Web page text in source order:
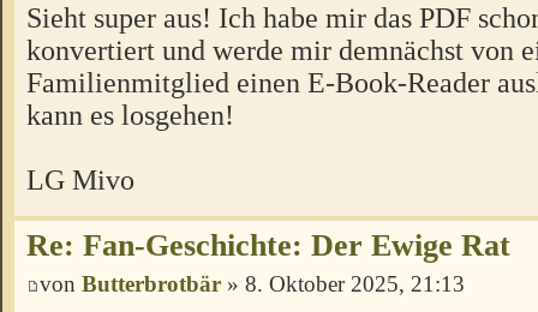
Sieht super aus! Ich habe mir das PDF
konvertiert und werde mir demnächst von
Familienmitglied einen E-Book-Reader
kann es losgehen!
LG Mivo
Re: Fan-Geschichte: Der Ewige Rat
von Butterbrotbär » 8. Oktober 2025, 21:13